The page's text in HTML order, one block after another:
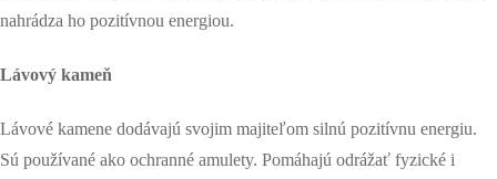
nahrádza ho pozitívnou energiou.
Lávový kameň
Lávové kamene dodávajú svojim majiteľom silnú pozitívnu energiu.
Sú používané ako ochranné amulety. Pomáhajú odrážať fyzické i